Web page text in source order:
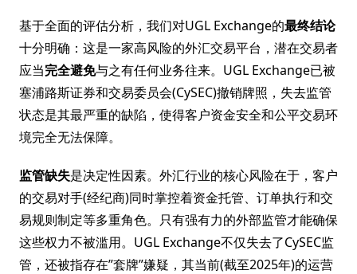
基于全面的评估分析，我们对UGL Exchange的最终结论
十分明确：这是一家高风险的外汇交易平台，潜在交易者
应当完全避免与之有任何业务往来。UGL Exchange已被
塞浦路斯证券和交易委员会(CySEC)撤销牌照，失去监管
状态是其最严重的缺陷，使得客户资金安全和公平交易环
境完全无法保障。
监管缺失是决定性因素。外汇行业的核心风险在于，客户
的交易对手(经纪商)同时掌控着资金托管、订单执行和交
易规则制定等多重角色。只有强有力的外部监管才能确保
这些权力不被滥用。UGL Exchange不仅失去了CySEC监
管，还被指存在”套牌”嫌疑，其当前(截至2025年)的运营